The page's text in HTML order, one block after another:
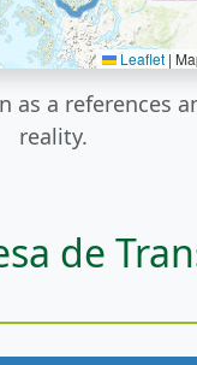
Leaflet |
as a references
reality.
de